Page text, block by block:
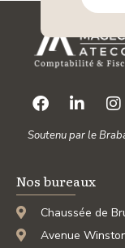
Soutenu par le
Nos bureaux
Chaussée de
Avenue